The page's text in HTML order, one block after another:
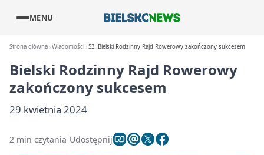
MENU
Strona główna Wiadomości 53. Bielski Rodzinny Rajd Rowerowy zakończony sukcesem
Bielski Rodzinny Rajd Rowerowy
zakończony sukcesem
29 kwietnia 2024
2 min czytania Udostępnij